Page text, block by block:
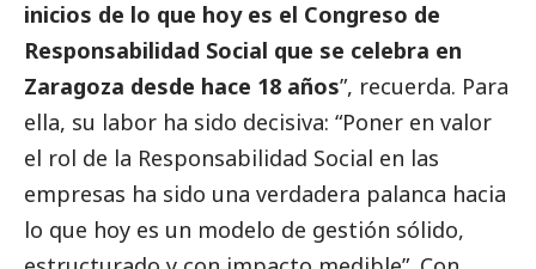
inicios de lo que hoy es el Congreso de
Responsabilidad Social que se celebra en
Zaragoza desde hace 18 años”, recuerda. Para
ella, su labor ha sido decisiva: “Poner en valor
el rol de la Responsabilidad Social en las
empresas ha sido una verdadera palanca hacia
lo que hoy es un modelo de gestión sólido,